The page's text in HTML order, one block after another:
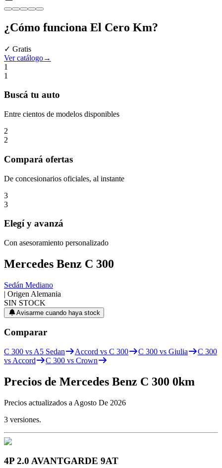
¿Cómo funciona El Cero Km?
✓ Gratis
Ver catálogo→
1
1
Buscá tu auto
Entre cientos de modelos disponibles
2
2
Compará ofertas
De concesionarios oficiales, al instante
3
3
Elegí y avanzá
Con asesoramiento personalizado
Mercedes Benz C 300
Sedán Mediano
| Origen Alemania
SIN STOCK
Avisarme cuando haya stock
Comparar
C 300 vs A5 Sedan Accord vs C 300 C 300 vs Giulia
C 300
vs Accord
C 300 vs Crown
Precios de Mercedes Benz C 300 0km
Precios actualizados a Agosto De 2026
3 versiones.
4P 2.0 AVANTGARDE 9AT